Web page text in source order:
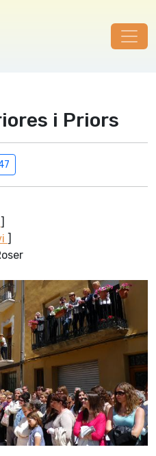
i Priors
]
]